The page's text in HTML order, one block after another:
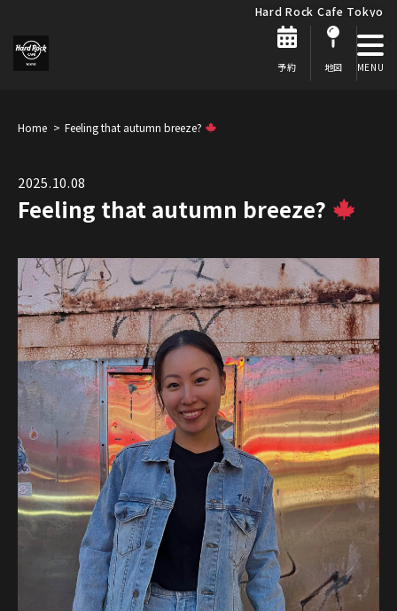
Hard Rock Cafe Tokyo
予約 地図
Home Feeling that autumn breeze?
2025.10.08
Feeling that autumn breeze?